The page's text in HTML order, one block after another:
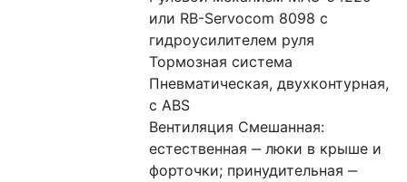
или RB-Servocom 8098 с
гидроусилителем руля
Тормозная система
Пневматическая, двухконтурная,
с ABS
Вентиляция Смешанная:
естественная ‒ люки в крыше и
форточки; принудительная ‒